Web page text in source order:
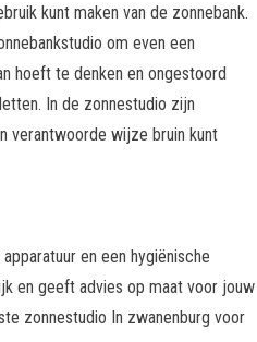
kunt maken van de zonnebank.
om even een
hoeft te denken en ongestoord
In de zonnestudio zijn
verantwoorde wijze bruin kunt
en een hygiënische
en geeft advies op maat voor jouw
zonnestudio In zwanenburg voor